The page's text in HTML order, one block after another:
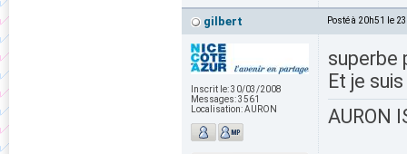
gilbert Posté à 20h51 le
Inscrit le:30/03/2008
Messages:3561
Localisation:AURON
superbe
Et je
AURON